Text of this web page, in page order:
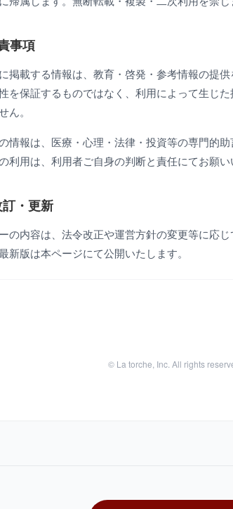
事項
掲載する情報は、教育・啓発・参考情報の提
を保証するものではなく、利用によって生じ
ん。
情報は、医療・心理・法律・投資等の専門的
利用は、利用者ご自身の判断と責任にてお願い
訂・更新
の内容は、法令改正や運営方針の変更等に応
新版は本ページにて公開いたします。
© La torche, Inc. All rights